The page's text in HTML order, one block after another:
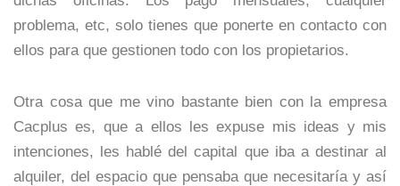
problema, etc, solo tienes que ponerte en contacto con
ellos para que gestionen todo con los propietarios.
Otra cosa que me vino bastante bien con la empresa
Cacplus es, que a ellos les expuse mis ideas y mis
intenciones, les hablé del capital que iba a destinar al
alquiler, del espacio que pensaba que necesitaría y así